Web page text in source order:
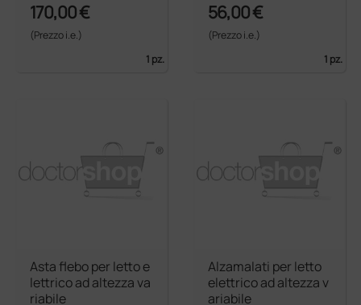
170,00 €
(Prezzo i.e.)
1 pz.
56,00 €
(Prezzo i.e.)
1 pz.
Asta flebo per letto e
lettrico ad altezza va
riabile
Alzamalati per letto
elettrico ad altezza v
ariabile